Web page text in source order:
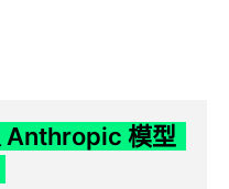
Anthropic 模型